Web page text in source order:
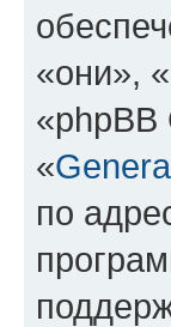
«они»,
«phpBB
«
по